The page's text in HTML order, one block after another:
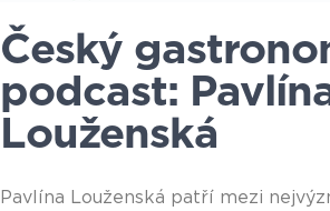
Český
podcast:
Louženská
Pavlína Louženská patří mezi